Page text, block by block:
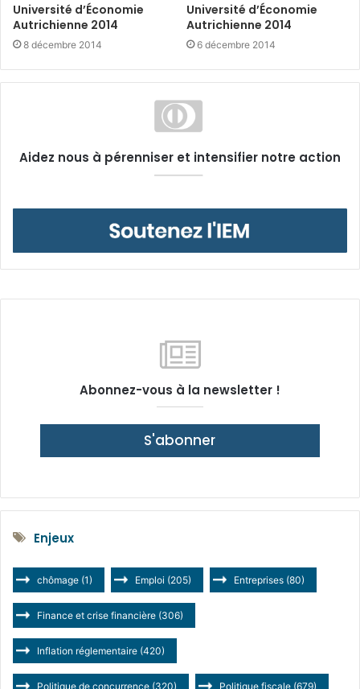
Université d’Économie
Autrichienne 2014
8 décembre 2014
Université d’Économie
Autrichienne 2014
6 décembre 2014
Aidez nous à pérenniser et intensifier notre action
Abonnez-vous à la newsletter !
S'abonner
Enjeux
chômage (1) Emploi (205) Entreprises (80)
Finance et crise financière (306)
Inflation réglementaire (420)
Politique de concurrence (320) Politique fiscale (679)